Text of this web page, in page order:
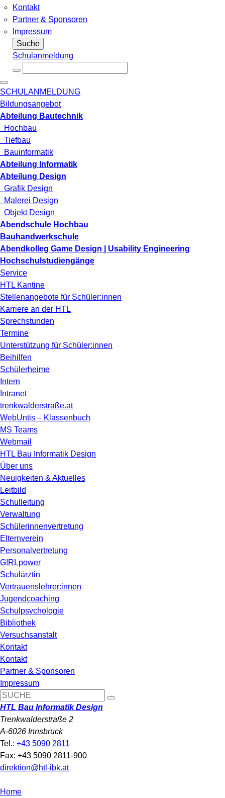
Kontakt
Partner & Sponsoren
Impressum
Suche
Schulanmeldung
SCHULANMELDUNG
Bildungsangebot
Abteilung Bautechnik
Hochbau
Tiefbau
Bauinformatik
Abteilung Informatik
Abteilung Design
Grafik Design
Malerei Design
Objekt Design
Abendschule Hochbau
Bauhandwerkschule
Abendkolleg Game Design | Usability Engineering
Hochschulstudiengänge
Service
HTL Kantine
Stellenangebote für Schüler:innen
Karriere an der HTL
Sprechstunden
Termine
Unterstützung für Schüler:innen
Beihilfen
Schülerheime
Intern
Intranet
trenkwalderstraße.at
WebUntis – Klassenbuch
MS Teams
Webmail
HTL Bau Informatik Design
Über uns
Neuigkeiten & Aktuelles
Leitbild
Schulleitung
Verwaltung
Schülerinnenvertretung
Elternverein
Personalvertretung
G!RLpower
Schulärztin
Vertrauenslehrer:innen
Jugendcoaching
Schulpsychologie
Bibliothek
Versuchsanstalt
Kontakt
Kontakt
Partner & Sponsoren
Impressum
HTL Bau Informatik Design
Trenkwalderstraße 2
A-6026 Innsbruck
Tel.: +43 5090 2811
Fax: +43 5090 2811-900
direktion@htl-ibk.at
Home